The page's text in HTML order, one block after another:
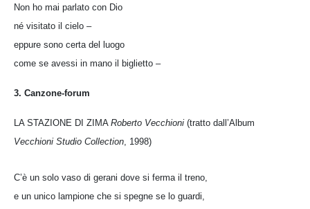
Non ho mai parlato con Dio
né visitato il cielo –
eppure sono certa del luogo
come se avessi in mano il biglietto –
3. Canzone-forum
LA STAZIONE DI ZIMA Roberto Vecchioni (tratto dall’Album
Vecchioni Studio Collection, 1998)
C’è un solo vaso di gerani dove si ferma il treno,
e un unico lampione che si spegne se lo guardi,